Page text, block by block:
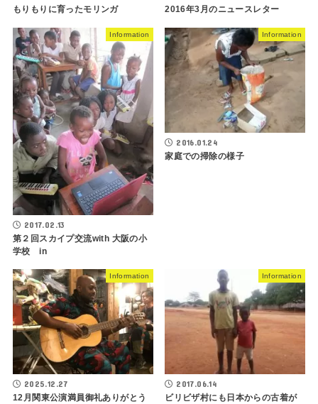
もりもりに育ったモリンガ 2016年3月のニュースレター
Information
2017.02.13
第２回スカイプ交流with 大阪の小
学校 in
Information
2016.01.24
家庭での掃除の様子
Information
2025.12.27
12月関東公演満員御礼ありがとう
Information
2017.06.14
ビリビザ村にも日本からの古着が